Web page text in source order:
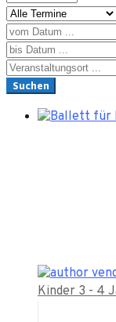
Kinder 3 - 4